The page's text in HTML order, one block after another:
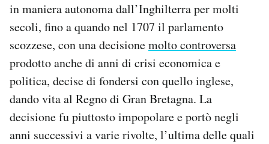
in maniera autonoma dall’Inghilterra per molti
secoli, fino a quando nel 1707 il parlamento
scozzese, con una decisionemolto controversa
prodotto anche di anni di crisi economica e
politica, decise di fondersi con quello inglese,
dando vita al Regno di Gran Bretagna. La
decisione fu piuttosto impopolare e portò negli
anni successivi a varie rivolte, l’ultima delle quali